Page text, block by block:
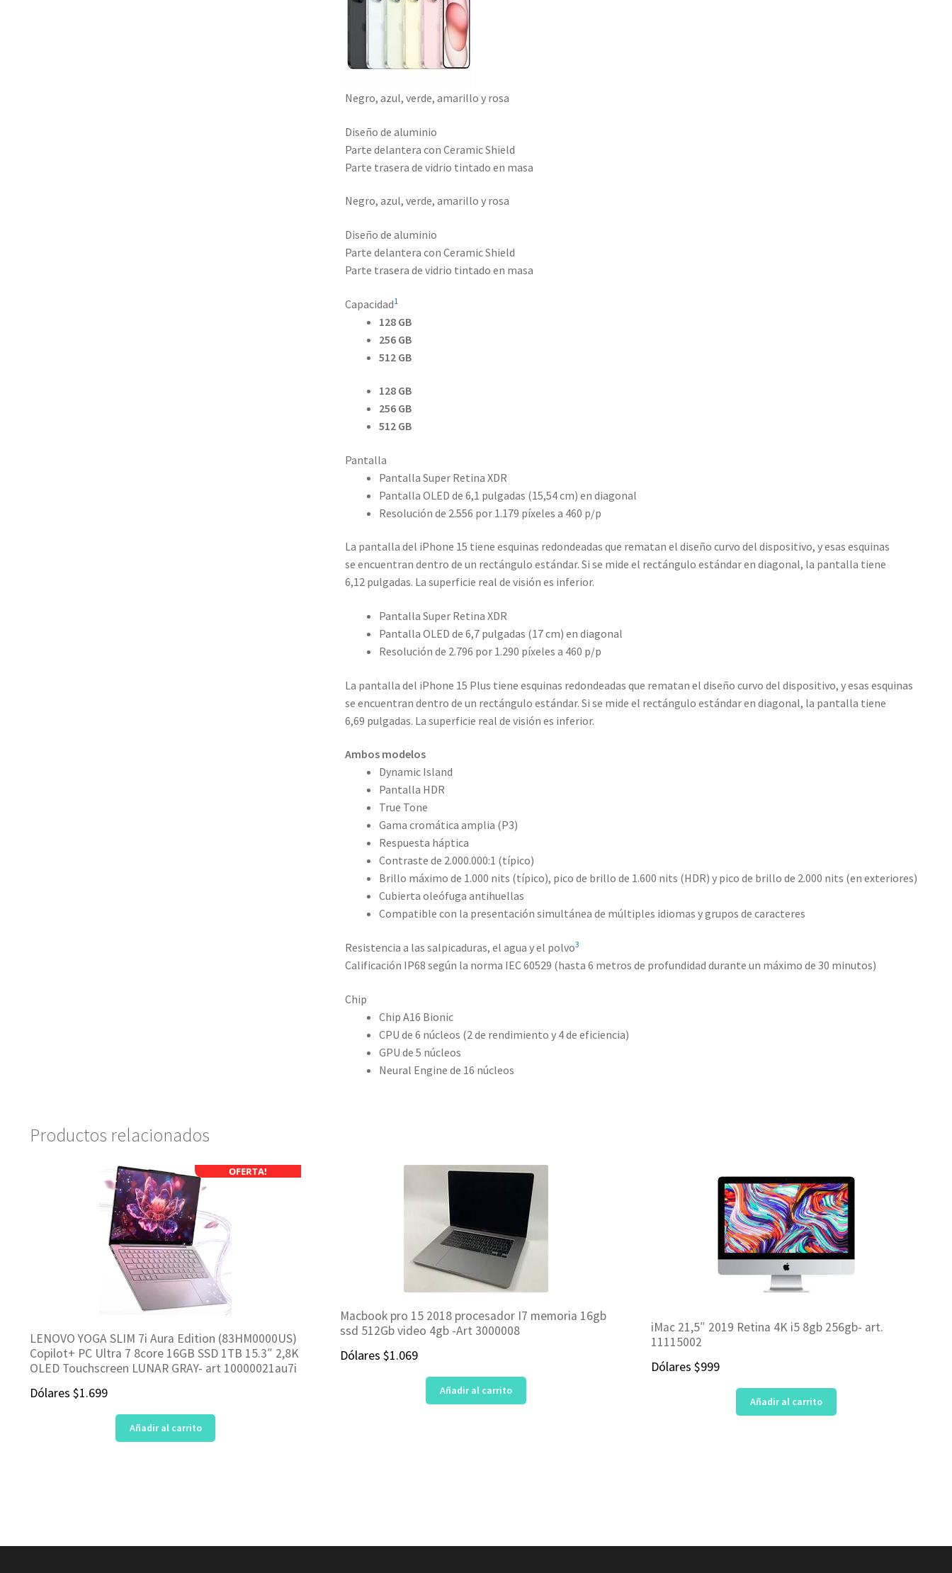
Negro, azul, verde, amarillo y rosa
Diseño de aluminio
Parte delantera con Ceramic Shield
Parte trasera de vidrio tintado en masa
Negro, azul, verde, amarillo y rosa
Diseño de aluminio
Parte delantera con Ceramic Shield
Parte trasera de vidrio tintado en masa
Capacidad1
128 GB
256 GB
512 GB
128 GB
256 GB
512 GB
Pantalla
Pantalla Super Retina XDR
Pantalla OLED de 6,1 pulgadas (15,54 cm) en diagonal
Resolución de 2.556 por 1.179 píxeles a 460 p/p
La pantalla del iPhone 15 tiene esquinas redondeadas que rematan el diseño curvo del dispositivo, y esas esquinas
se encuentran dentro de un rectángulo estándar. Si se mide el rectángulo estándar en diagonal, la pantalla tiene
6,12 pulgadas. La superficie real de visión es inferior.
Pantalla Super Retina XDR
Pantalla OLED de 6,7 pulgadas (17 cm) en diagonal
Resolución de 2.796 por 1.290 píxeles a 460 p/p
La pantalla del iPhone 15 Plus tiene esquinas redondeadas que rematan el diseño curvo del dispositivo, y esas esquinas
se encuentran dentro de un rectángulo estándar. Si se mide el rectángulo estándar en diagonal, la pantalla tiene
6,69 pulgadas. La superficie real de visión es inferior.
Ambos modelos
Dynamic Island
Pantalla HDR
True Tone
Gama cromática amplia (P3)
Respuesta háptica
Contraste de 2.000.000:1 (típico)
Brillo máximo de 1.000 nits (típico), pico de brillo de 1.600 nits (HDR) y pico de brillo de 2.000 nits (en exteriores)
Cubierta oleófuga antihuellas
Compatible con la presentación simultánea de múltiples idiomas y grupos de caracteres
Resistencia a las salpicaduras, el agua y el polvo3
Calificación IP68 según la norma IEC 60529 (hasta 6 metros de profundidad durante un máximo de 30 minutos)
Chip
Chip A16 Bionic
CPU de 6 núcleos (2 de rendimiento y 4 de eficiencia)
GPU de 5 núcleos
Neural Engine de 16 núcleos
Productos relacionados
OFERTA!
LENOVO YOGA SLIM 7i Aura Edition (83HM0000US)
Copilot+ PC Ultra 7 8core 16GB SSD 1TB 15.3″ 2,8K
OLED Touchscreen LUNAR GRAY- art 10000021au7i
Dólares $1.699
Añadir al carrito
Macbook pro 15 2018 procesador I7 memoria 16gb
ssd 512Gb video 4gb -Art 3000008
Dólares$1.069
Añadir al carrito
iMac 21,5″ 2019 Retina 4K i5 8gb 256gb- art.
11115002
Dólares $999
Añadir al carrito